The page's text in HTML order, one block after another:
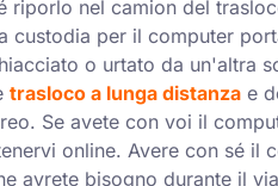
riporlo nel camion del
custodia per il computer
o urtato da un'altra
trasloco a lunga distanza e
Se avete con voi il
online. Avere con sé il
avrete bisogno durante il